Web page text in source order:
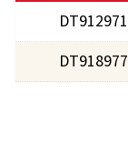
DT912971
DT918977